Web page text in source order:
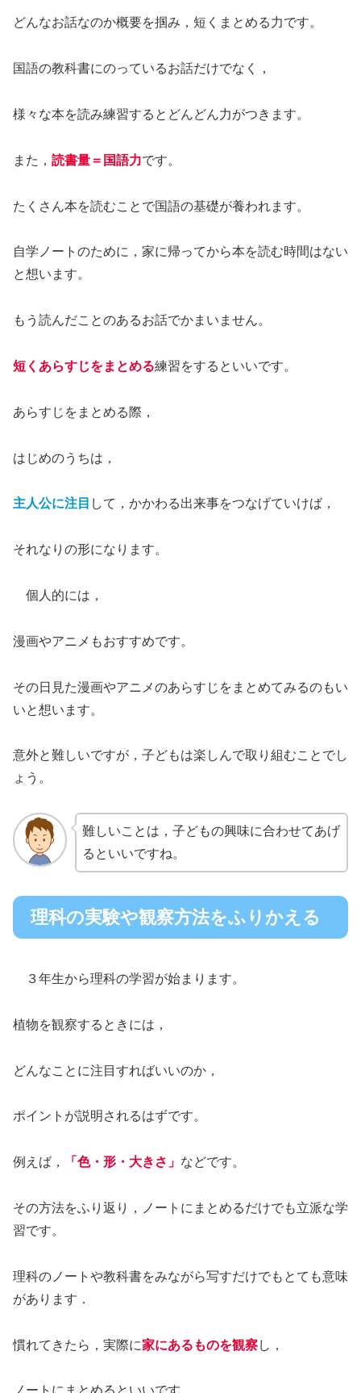
どんなお話なのか概要を掴み，短くまとめる力です。
国語の教科書にのっているお話だけでなく，
様々な本を読み練習するとどんどん力がつきます。
また， 読書量＝国語力です。
たくさん本を読むことで国語の基礎が養われます。
自学ノートのために，家に帰ってから本を読む時間はない
と想います。
もう読んだことのあるお話でかまいません。
短くあらすじをまとめる練習をするといいです。
あらすじをまとめる際，
はじめのうちは，
主人公に注目 して，かかわる出来事をつなげていけば，
それなりの形になります。
個人的には，
漫画やアニメもおすすめです。
その日見た漫画やアニメのあらすじをまとめてみるのもい
いと想います。
意外と難しいですが，子どもは楽しんで取り組むことでし
ょう。
難しいことは，子どもの興味に合わせてあげ
るといいですね。
理科の実験や観察方法をふりかえる
３年生から理科の学習が始まります。
植物を観察するときには，
どんなことに注目すればいいのか，
ポイントが説明されるはずです。
例えば， 「色・形・大きさ」 などです。
その方法をふり返り，ノートにまとめるだけでも立派な学
習です。
理科のノートや教科書をみながら写すだけでもとても意味
があります．
慣れてきたら，実際に家にあるものを観察し，